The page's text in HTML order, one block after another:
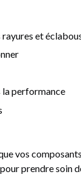
et
la performance
vos
prendre